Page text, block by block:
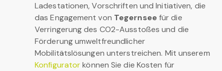
Ladestationen, Vorschriften und Initiativen, die
das Engagement von Tegernsee für die
Verringerung des CO2-Ausstoßes und die
Förderung umweltfreundlicher
Mobilitätslösungen unterstreichen. Mit unserem
Konfiguratorkönnen Sie die Kosten für